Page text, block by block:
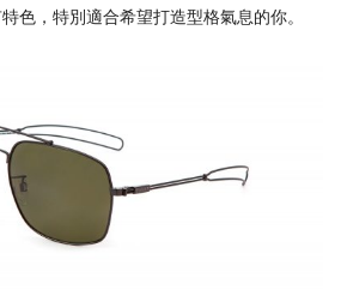
色，特別適合希望打造型格氣息的你。